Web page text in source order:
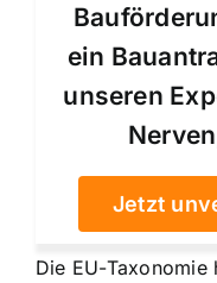
ein
unseren
Jetzt
Die EU-Taxonomie